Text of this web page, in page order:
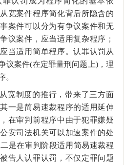
宽案件程序简化背后所隐含的
案件可以分为有争议案件和无
议案件，应当适用复杂程序；
当适用简单程序。认罪认罚从
议案件(在定罪量刑问题上)，理
。
宽制度的推行，带来了三方面
一是简易速裁程序的适用延伸
在审判前程序中由于犯罪嫌疑
安司法机关可以加速案件的处
是在审判阶段适用简易速裁程
告人认罪认罚，不仅定罪问题